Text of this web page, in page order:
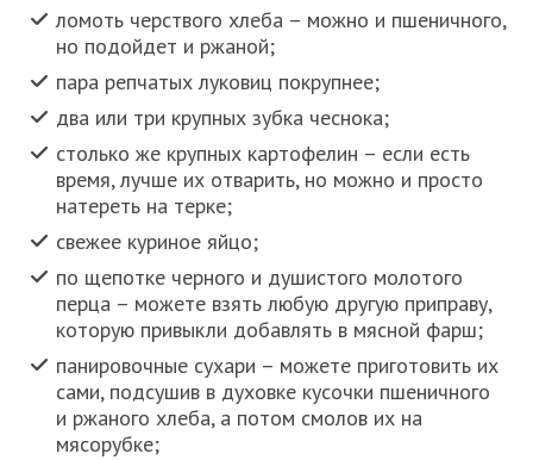
ломоть черствого хлеба – можно и пшеничного,
но подойдет и ржаной;
пара репчатых луковиц покрупнее;
два или три крупных зубка чеснока;
столько же крупных картофелин – если есть
время, лучше их отварить, но можно и просто
натереть на терке;
свежее куриное яйцо;
по щепотке черного и душистого молотого
перца – можете взять любую другую приправу,
которую привыкли добавлять в мясной фарш;
панировочные сухари – можете приготовить их
сами, подсушив в духовке кусочки пшеничного
и ржаного хлеба, а потом смолов их на
мясорубке;